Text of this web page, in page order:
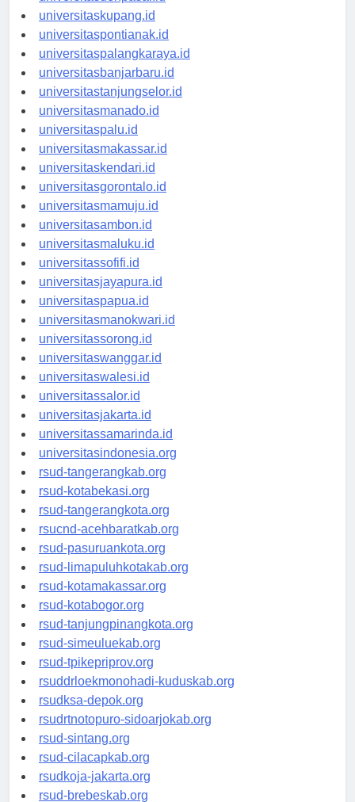
universitasdenpasar.id
universitaskupang.id
universitaspontianak.id
universitaspalangkaraya.id
universitasbanjarbaru.id
universitastanjungselor.id
universitasmanado.id
universitaspalu.id
universitasmakassar.id
universitaskendari.id
universitasgorontalo.id
universitasmamuju.id
universitasambon.id
universitasmaluku.id
universitassofifi.id
universitasjayapura.id
universitaspapua.id
universitasmanokwari.id
universitassorong.id
universitaswanggar.id
universitaswalesi.id
universitassalor.id
universitasjakarta.id
universitassamarinda.id
universitasindonesia.org
rsud-tangerangkab.org
rsud-kotabekasi.org
rsud-tangerangkota.org
rsucnd-acehbaratkab.org
rsud-pasuruankota.org
rsud-limapuluhkotakab.org
rsud-kotamakassar.org
rsud-kotabogor.org
rsud-tanjungpinangkota.org
rsud-simeuluekab.org
rsud-tpikepriprov.org
rsuddrloekmonohadi-kuduskab.org
rsudksa-depok.org
rsudrtnotopuro-sidoarjokab.org
rsud-sintang.org
rsud-cilacapkab.org
rsudkoja-jakarta.org